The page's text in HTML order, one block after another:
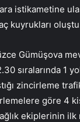
istikametine
kuyrukları
Gümüşova
sıralarında 1
zincirleme
göre 4
ekiplerinin